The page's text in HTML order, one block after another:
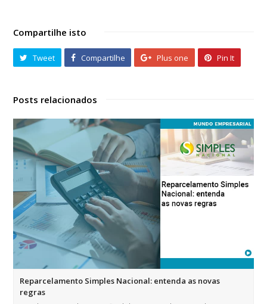
Compartilhe isto
Tweet Compartilhe Plus one Pin It
Posts relacionados
Reparcelamento Simples Nacional: entenda as novas
regras